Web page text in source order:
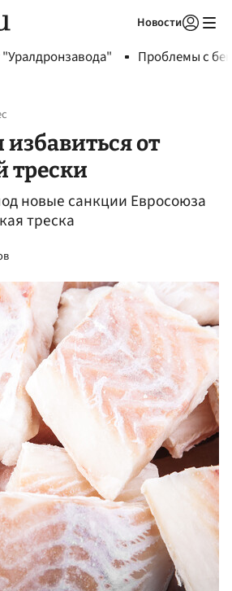
Новости
Проблемы с
от
трески
новые санкции Евросоюза
треска